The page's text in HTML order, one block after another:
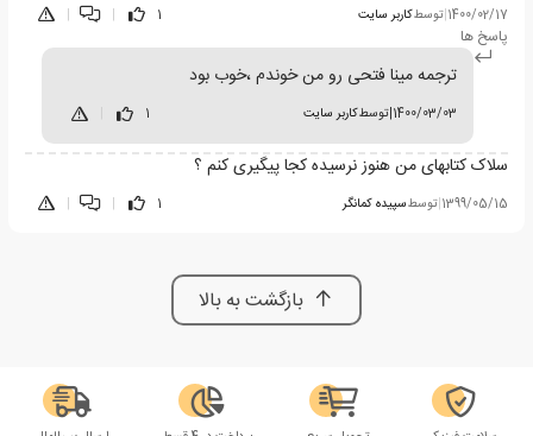
1400/02/17
|توسطکاربر سایت 1
|
|
پاسخ ها
ترجمه مینا فتحی رو من خوندم ،خوب بود
1400/03/03
|توسطکاربر سایت 1
سلاک کتابهای من هنوز نرسیده کجا پیگیری کنم ؟
1399/05/15
|توسطسپیده کمانگر 1
|
|
بازگشت به بالا